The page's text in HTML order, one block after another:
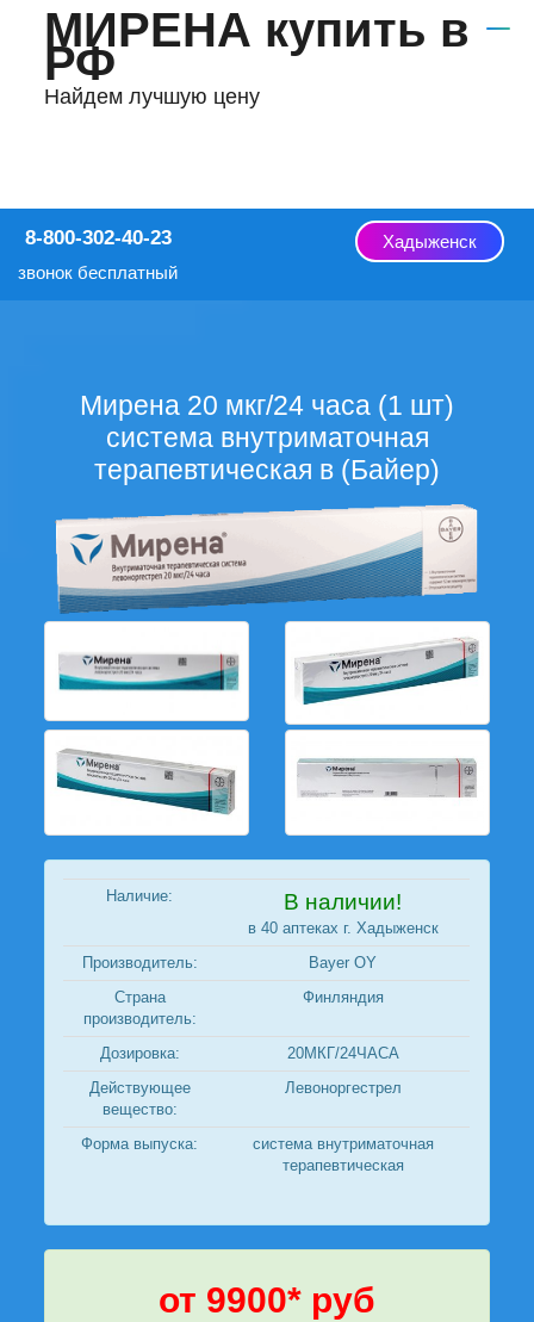
МИРЕНА купить в
РФ
Найдем лучшую цену
8-800-302-40-23
звонок бесплатный
Хадыженск
Мирена 20 мкг/24 часа (1 шт)
система внутриматочная
терапевтическая в (Байер)
Наличие: В наличии!
в 40 аптеках г. Хадыженск
Производитель:
Bayer OY
Страна
производитель:
Финляндия
Дозировка:
20МКГ/24ЧАСА
Действующее
вещество:
Левоноргестрел
Форма выпуска:
система внутриматочная
терапевтическая
от 9900* руб